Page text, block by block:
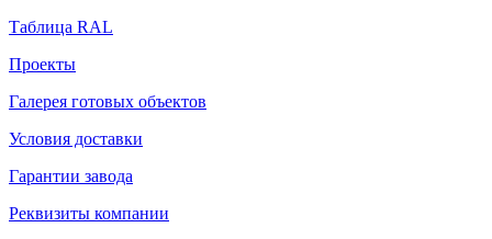
Таблица RAL
Проекты
Галерея готовых объектов
Условия доставки
Гарантии завода
Реквизиты компании